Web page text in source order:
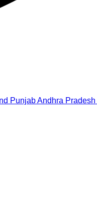
PunjabAndhra Pradesh